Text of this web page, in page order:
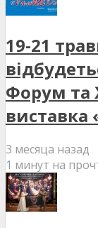
19-21
Форум та
3 месяца назад
1 минут на